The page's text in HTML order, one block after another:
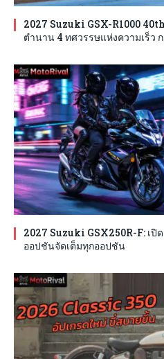
2027 Suzuki GSX-R1000
ตำนาน 4 ทศวรรษแห่งความเร็ว
2027 Suzuki GSX250R-F: เปิ
ออปชันจัดเต็มทุกออปชัน